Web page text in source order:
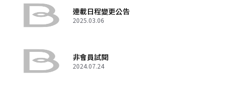
連載日程變更公告
2025.03.06
非會員試閱
2024.07.24